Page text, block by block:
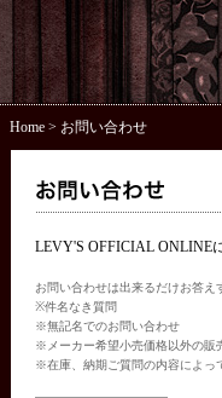
Home> お問い合わせ
LEVY'S OFFICIAL ONLINE
お問い合わせは出来るだけお答
※件名なき質問
※無記名でのお問い合わせ
※メーカー希望小売価格以外の販
※在庫、納期ご質問の内容によっ